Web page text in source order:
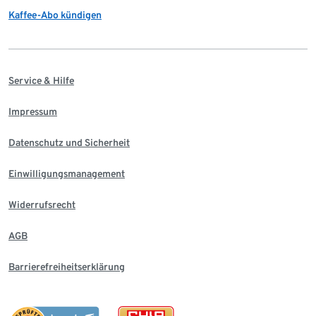
Kaffee-Abo kündigen
Service & Hilfe
Impressum
Datenschutz und Sicherheit
Einwilligungsmanagement
Widerrufsrecht
AGB
Barrierefreiheitserklärung